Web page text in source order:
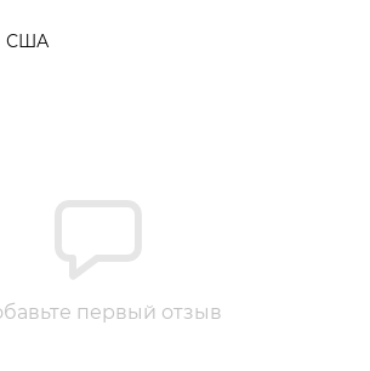
США
первый отзыв